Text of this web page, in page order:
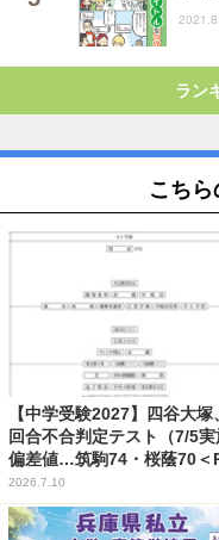
ラン
こち
【中学受験2027】四谷大塚
回合不合判定テスト（7/5実
偏差値…筑駒74・桜蔭70＜
2026.7.10